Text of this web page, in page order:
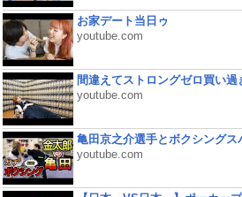
お家デート当日ゥ
youtube.com
間違えてストロングゼロ買い過
youtube.com
亀田京之介選手とボクシングス
youtube.com